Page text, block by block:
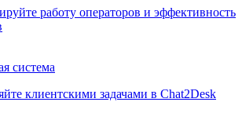
работу операторов и эффективность
система
клиентскими задачами в Chat2Desk